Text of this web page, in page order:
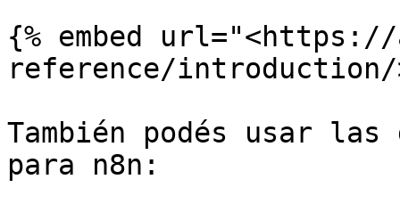
{% embed
reference/introduction/
También podés usar
para n8n: